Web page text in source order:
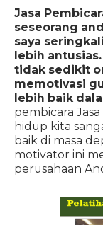
Jasa
seseorang
saya
lebih
tidak sedikit
memotivasi
lebih baik
pembicara
hidup kita
baik di masa
motivator ini
perusahaan